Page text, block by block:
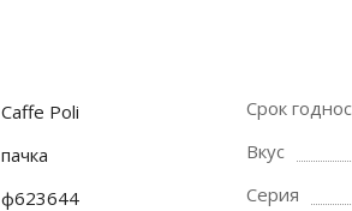
Caffe Poli
пачка
ф623644
Срок
Вкус
Серия